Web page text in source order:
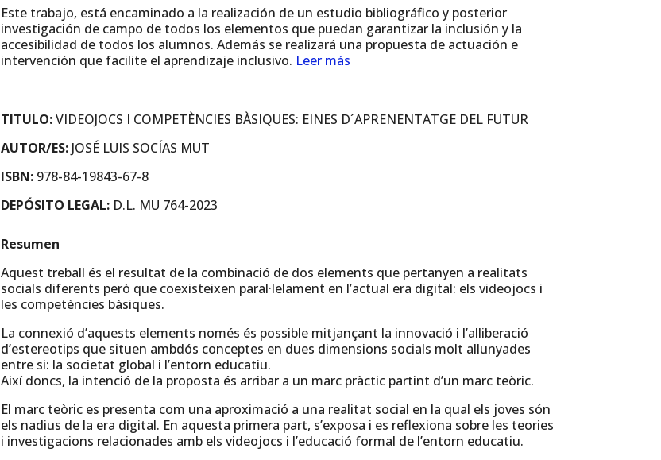
Este trabajo, está encaminado a la realización de un estudio bibliográfico y posterior
investigación de campo de todos los elementos que puedan garantizar la inclusión y la
accesibilidad de todos los alumnos. Además se realizará una propuesta de actuación e
intervención que facilite el aprendizaje inclusivo. Leer más
TITULO:VIDEOJOCS I COMPETÈNCIES BÀSIQUES: EINES D´APRENENTATGE DEL FUTUR
AUTOR/ES:JOSÉ LUIS SOCÍAS MUT
ISBN:978-84-19843-67-8
DEPÓSITO LEGAL:D.L. MU 764-2023
Resumen
Aquest treball és el resultat de la combinació de dos elements que pertanyen a realitats
socials diferents però que coexisteixen paral·lelament en l’actual era digital: els videojocs i
les competències bàsiques.
La connexió d’aquests elements només és possible mitjançant la innovació i l’alliberació
d’estereotips que situen ambdós conceptes en dues dimensions socials molt allunyades
entre si: la societat global i l’entorn educatiu.
Així doncs, la intenció de la proposta és arribar a un marc pràctic partint d’un marc teòric.
El marc teòric es presenta com una aproximació a una realitat social en la qual els joves són
els nadius de la era digital. En aquesta primera part, s’exposa i es reflexiona sobre les teories
i investigacions relacionades amb els videojocs i l’educació formal de l’entorn educatiu.